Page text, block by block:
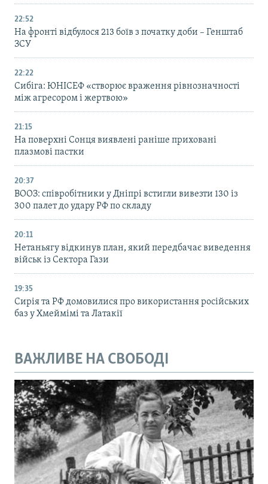
22:52
На фронті відбулося 213 боїв з початку доби – Генштаб
ЗСУ
22:22
Сибіга: ЮНІСЕФ «створює враження рівнозначності
між агресором і жертвою»
21:15
На поверхні Сонця виявлені раніше приховані
плазмові пастки
20:37
ВООЗ: співробітники у Дніпрі встигли вивезти 130 із
300 палет до удару РФ по складу
20:11
Нетаньягу відкинув план, який передбачає виведення
військ із Сектора Гази
19:35
Сирія та РФ домовилися про використання російських
баз у Хмеймімі та Латакії
ВАЖЛИВЕ НА СВОБОДІ